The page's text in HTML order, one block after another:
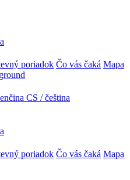
poriadok Čo vás čaká Mapa
CS / čeština
poriadok Čo vás čaká Mapa